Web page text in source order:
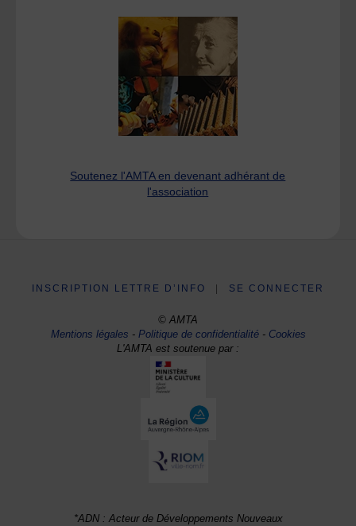
Soutenez l'AMTA en devenant adhérant de
l'association
INSCRIPTION LETTRE D’INFO SE CONNECTER
© AMTA
Mentions légales -Politique de confidentialité- Cookies
L'AMTA est soutenue par :
*ADN : Acteur de Développements Nouveaux